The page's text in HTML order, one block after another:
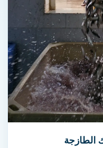
الطازجة